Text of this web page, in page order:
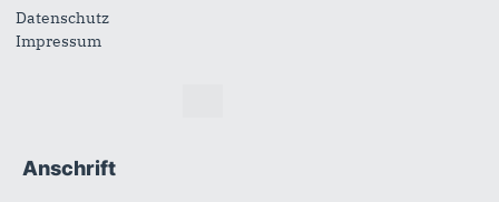
Fußbereich
Anschrift
Datenschutz
Impressum